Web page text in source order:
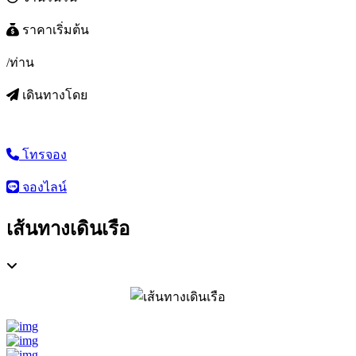
ราคาเริ่มต้น
/ท่าน
เดินทางโดย
โทรจอง
จองไลน์
เส้นทางเดินเรือ